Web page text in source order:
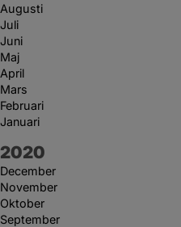
Augusti
Juli
Juni
Maj
April
Mars
Februari
Januari
År:
2020
December
November
Oktober
September